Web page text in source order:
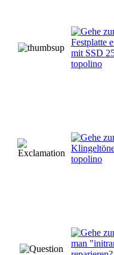
Festplatte
mit SSD
topolino
topolino
man